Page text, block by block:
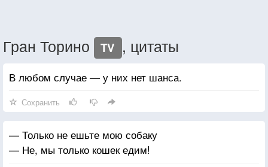
Гран Торино TV , цитаты
В любом случае — у них нет шанса.
Сохранить
— Только не ешьте мою собаку
— Не, мы только кошек едим!